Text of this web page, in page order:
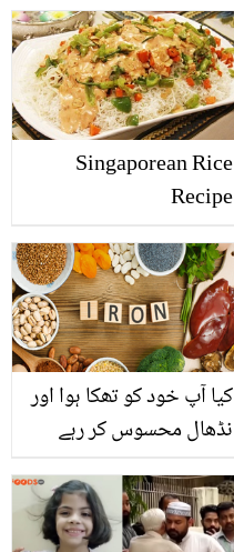
بھی نہ لے سکی ۔۔۔ اپنے ہی
بچے سے الرجی ہونے والی
اس ماں کو کون سی
انوکھی بیماری ہے؟
Singaporean Rice
Recipe
کیا آپ خود کو تھکا ہوا اور
نڈھال محسوس کر رہے
فروغ دینے کے لئے آئرن سے
بھرپور چند غذائیں